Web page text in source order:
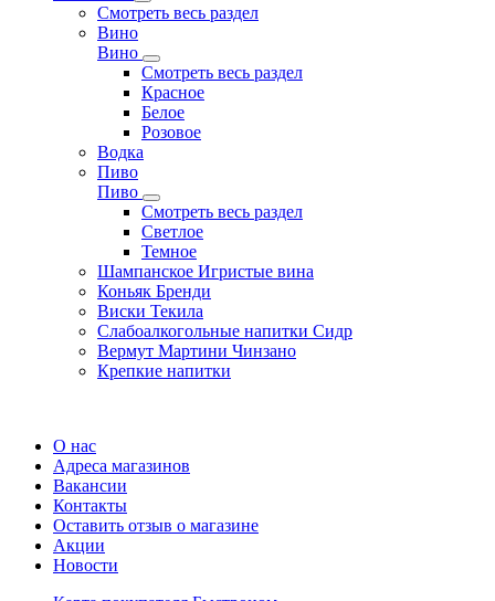
Смотреть весь раздел
Вино
Вино
Смотреть весь раздел
Красное
Белое
Розовое
Водка
Пиво
Пиво
Смотреть весь раздел
Cветлое
Темное
Шампанское Игристые вина
Коньяк Бренди
Виски Текила
Слабоалкогольные напитки Сидр
Вермут Мартини Чинзано
Крепкие напитки
О нас
Адреса магазинов
Вакансии
Контакты
Оставить отзыв о магазине
Акции
Новости